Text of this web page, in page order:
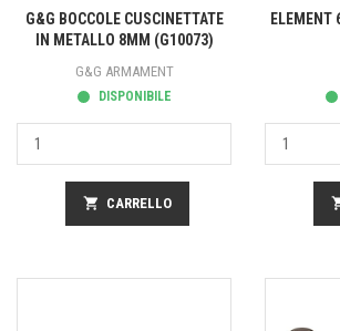
G&G BOCCOLE CUSCINETTATE
IN METALLO 8MM (G10073)
G&G ARMAMENT
DISPONIBILE
shopping_cart CARRELLO
ELEMENT